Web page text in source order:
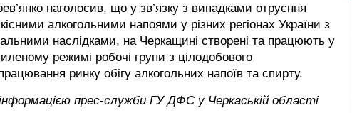
наголосив, що у зв’язку з випадками отруєння
алкогольними напоями у різних регіонах України з
наслідками, на Черкащині створені та працюють у
режимі робочі групи з цілодобового
ринку обігу алкогольних напоїв та спирту.
прес-служби ГУ ДФС у Черкаській області